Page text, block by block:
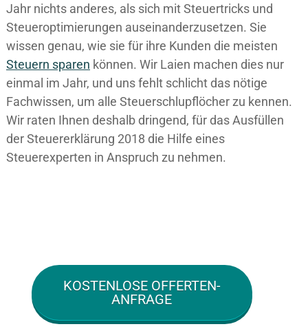
Jahr nichts anderes, als sich mit Steuertricks und
Steueroptimierungen auseinanderzusetzen. Sie
wissen genau, wie sie für ihre Kunden die meisten
Steuern sparen können. Wir Laien machen dies nur
einmal im Jahr, und uns fehlt schlicht das nötige
Fachwissen, um alle Steuerschlupflöcher zu kennen.
Wir raten Ihnen deshalb dringend, für das Ausfüllen
der Steuererklärung 2018 die Hilfe eines
Steuerexperten in Anspruch zu nehmen.
KOSTENLOSE OFFERTEN-
ANFRAGE